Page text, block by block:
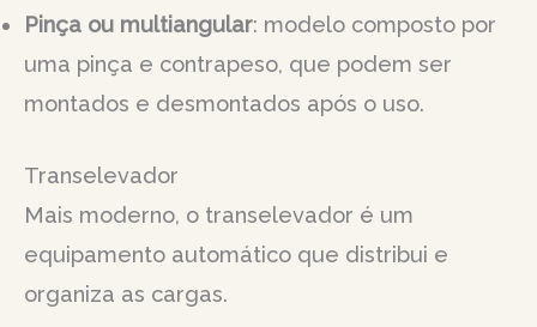
Pinça ou multiangular: modelo composto por
uma pinça e contrapeso, que podem ser
montados e desmontados após o uso.
Transelevador
Mais moderno, o transelevador é um
equipamento automático que distribui e
organiza as cargas.